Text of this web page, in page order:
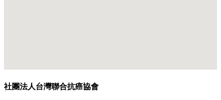
社團法人台灣聯合抗癌協會